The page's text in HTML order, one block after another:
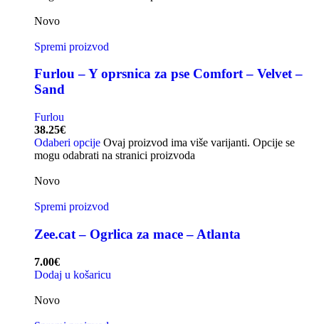
Novo
Spremi proizvod
Furlou – Y oprsnica za pse Comfort – Velvet –
Sand
Furlou
38.25€
Odaberi opcije Ovaj proizvod ima više varijanti. Opcije se
mogu odabrati na stranici proizvoda
Novo
Spremi proizvod
Zee.cat – Ogrlica za mace – Atlanta
7.00€
Dodaj u košaricu
Novo